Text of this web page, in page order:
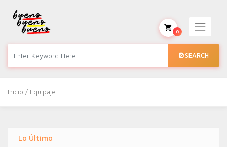
SEARCH
0
Inicio / Equipaje
Lo Último